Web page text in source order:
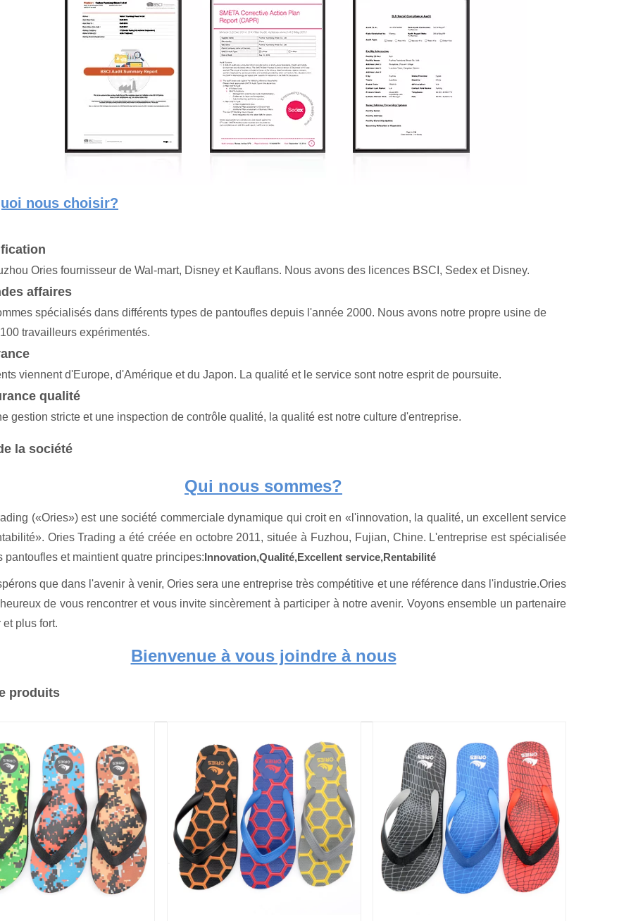
nous choisir?
Ories fournisseur de Wal-mart, Disney et Kauflans. Nous avons des licences BSCI, Sedex et Disney.
affaires
spécialisés dans différents types de pantoufles depuis l'année 2000. Nous avons notre propre usine de
travailleurs expérimentés.
viennent d'Europe, d'Amérique et du Japon. La qualité et le service sont notre esprit de poursuite.
qualité
gestion stricte et une inspection de contrôle qualité, la qualité est notre culture d'entreprise.
la société
Qui nous sommes?
(«Ories») est une société commerciale dynamique qui croit en «l'innovation, la qualité, un excellent service
Ories Trading a été créée en octobre 2011, située à Fuzhou, Fujian, Chine. L'entreprise est spécialisée
pantoufles et maintient quatre principes:Innovation,Qualité,Excellent service,Rentabilité
que dans l'avenir à venir, Ories sera une entreprise très compétitive et une référence dans l'industrie.Ories
de vous rencontrer et vous invite sincèrement à participer à notre avenir. Voyons ensemble un partenaire
et plus fort.
Bienvenue à vous joindre à nous
produits